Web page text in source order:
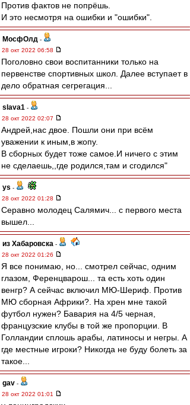
Против фактов не попрёшь.
И это несмотря на ошибки и "ошибки".
МосфОлд -
28 окт 2022 06:58
Поголовно свои воспитанники только на
первенстве спортивных школ. Далее вступает в
дело обратная сегрегация...
slava1 -
28 окт 2022 02:07
Андрей,нас двое. Пошли они при всём
уважении к иным,в жопу.
В сборных будет тоже самое.И ничего с этим
не сделаешь,,где родился,там и сгодился"
ys -
28 окт 2022 01:28
Серавно молодец Салямич... с первого места
вышел...
из Хабаровска -
28 окт 2022 01:26
Я все понимаю, но... смотрел сейчас, одним
глазом, Ференцварош... та есть хоть один
венгр? А сейчас включил МЮ-Шериф. Против
МЮ сборная Африки?. На хрен мне такой
футбол нужен? Бавария на 4/5 черная,
французские клубы в той же пропорции. В
Голландии сплошь арабы, латиносы и негры. А
где местные игроки? Никогда не буду болеть за
такое...
gav -
28 окт 2022 01:01